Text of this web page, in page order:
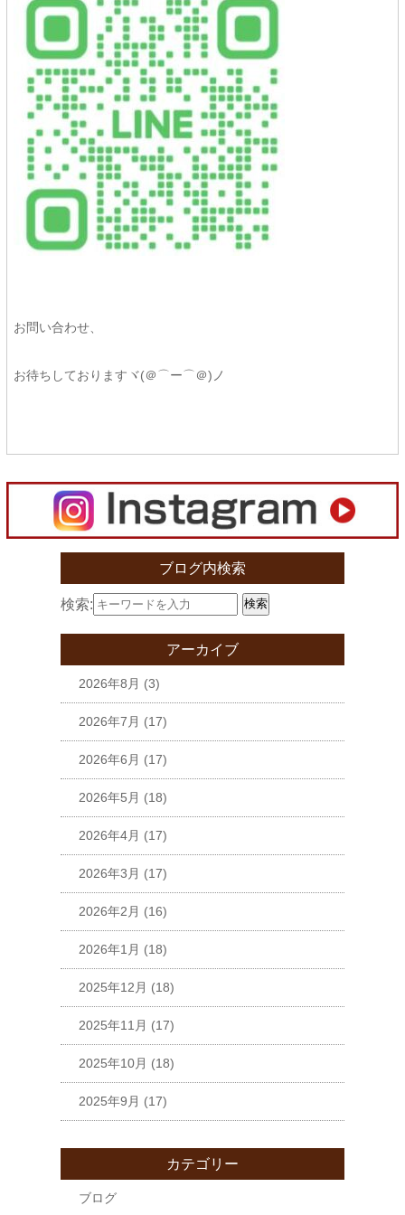
お問い合わせ、
お待ちしておりますヾ(＠⌒ー⌒＠)ノ
ブログ内検索
検索: 検索
アーカイブ
2026年8月 (3)
2026年7月 (17)
2026年6月 (17)
2026年5月 (18)
2026年4月 (17)
2026年3月 (17)
2026年2月 (16)
2026年1月 (18)
2025年12月 (18)
2025年11月 (17)
2025年10月 (18)
2025年9月 (17)
カテゴリー
ブログ